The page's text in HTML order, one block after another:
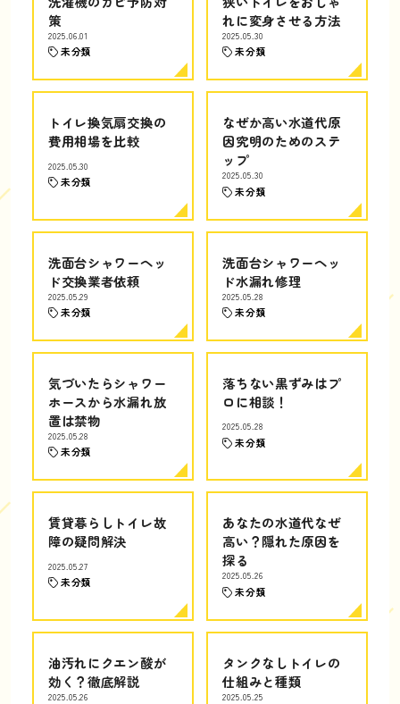
策
2025.06.01
未分類
れに変身させる方法
2025.05.30
未分類
トイレ換気扇交換の
費用相場を比較
2025.05.30
未分類
なぜか高い水道代原
因究明のためのステ
ップ
2025.05.30
未分類
洗面台シャワーヘッ
ド交換業者依頼
2025.05.29
未分類
洗面台シャワーヘッ
ド水漏れ修理
2025.05.28
未分類
気づいたらシャワー
ホースから水漏れ放
置は禁物
2025.05.28
未分類
落ちない黒ずみはプ
ロに相談！
2025.05.28
未分類
賃貸暮らしトイレ故
障の疑問解決
2025.05.27
未分類
あなたの水道代なぜ
高い？隠れた原因を
探る
2025.05.26
未分類
油汚れにクエン酸が
効く？徹底解説
2025.05.26
タンクなしトイレの
仕組みと種類
2025.05.25